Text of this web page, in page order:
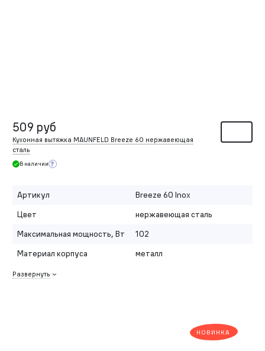
509 руб
Кухонная вытяжка MAUNFELD Breeze 60 нержавеющая
сталь
В наличии
Артикул
Breeze 60 Inox
Цвет
нержавеющая сталь
Максимальная мощность, Вт
102
Материал корпуса
металл
Развернуть
НОВИНКА